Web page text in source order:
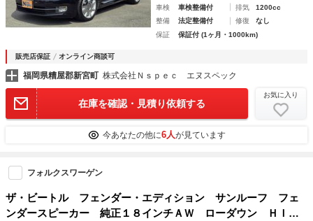
車検
車検整備付 排気
1200cc
整備
法定整備付 修復
なし
保証
保証付 (1ヶ月・1000km)
販売店保証 オンライン商談可
福岡県糟屋郡新宮町 株式会社Ｎｓｐｅｃ エヌスペック
在庫を確認・見積り依頼する
お気に入り
今あなたの他に6人が見ています
フォルクスワーゲン
ザ・ビートル フェンダー・エディション サンルーフ フェ
ンダースピーカー 純正１８インチＡＷ ローダウン ＨＩＤ